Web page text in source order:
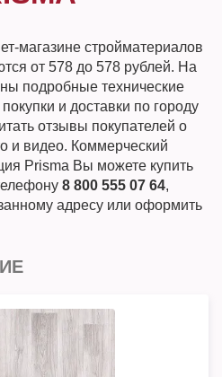
магазине стройматериалов
от 578 до 578 рублей. На
подробные технические
и доставки по городу
отзывы покупателей о
и видео. Коммерческий
Prisma Вы можете купить
8 800 555 07 64,
адресу или оформить